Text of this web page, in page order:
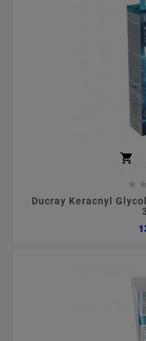

 
Ducray Keracnyl